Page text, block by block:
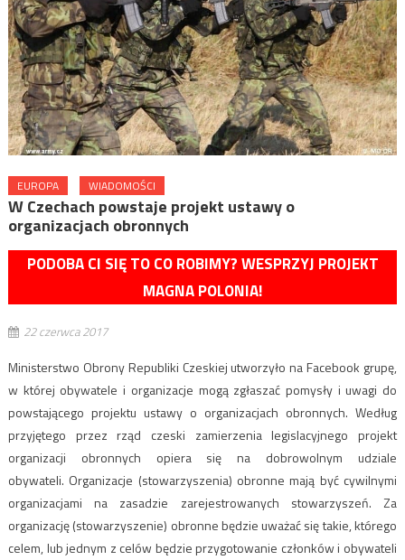
EUROPA WIADOMOŚCI
W Czechach powstaje projekt ustawy o
organizacjach obronnych
PODOBA CI SIĘ TO CO ROBIMY? WESPRZYJ PROJEKT
MAGNA POLONIA!
22 czerwca 2017
Ministerstwo Obrony Republiki Czeskiej utworzyło na Facebook grupę,
w której obywatele i organizacje mogą zgłaszać pomysły i uwagi do
powstającego projektu ustawy o organizacjach obronnych. Według
przyjętego przez rząd czeski zamierzenia legislacyjnego projekt
organizacji obronnych opiera się na dobrowolnym udziale
obywateli. Organizacje (stowarzyszenia) obronne mają być cywilnymi
organizacjami na zasadzie zarejestrowanych stowarzyszeń. Za
organizację (stowarzyszenie) obronne będzie uważać się takie, którego
celem, lub jednym z celów będzie przygotowanie członków i obywateli